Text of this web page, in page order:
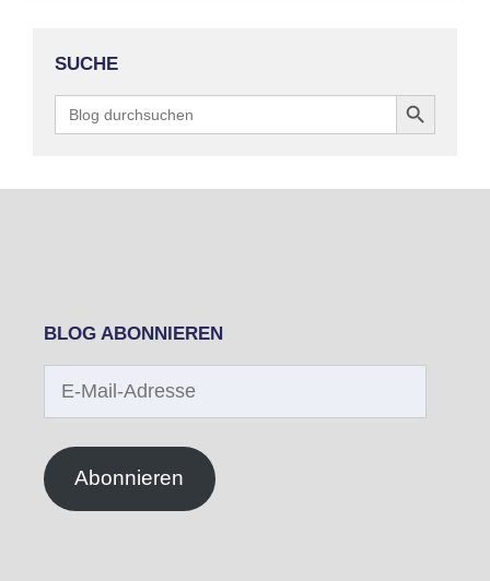
SUCHE
Search
for:
Search Button
BLOG ABONNIEREN
Mail-
Abonnieren